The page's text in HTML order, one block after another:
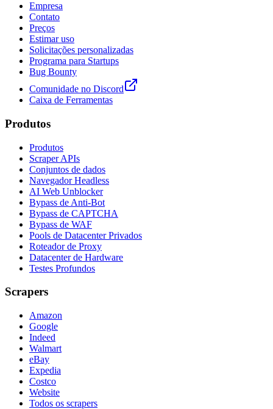
Empresa
Contato
Preços
Estimar uso
Solicitações personalizadas
Programa para Startups
Bug Bounty
Comunidade no Discord
Caixa de Ferramentas
Produtos
Produtos
Scraper APIs
Conjuntos de dados
Navegador Headless
AI Web Unblocker
Bypass de Anti-Bot
Bypass de CAPTCHA
Bypass de WAF
Pools de Datacenter Privados
Roteador de Proxy
Datacenter de Hardware
Testes Profundos
Scrapers
Amazon
Google
Indeed
Walmart
eBay
Expedia
Costco
Website
Todos os scrapers